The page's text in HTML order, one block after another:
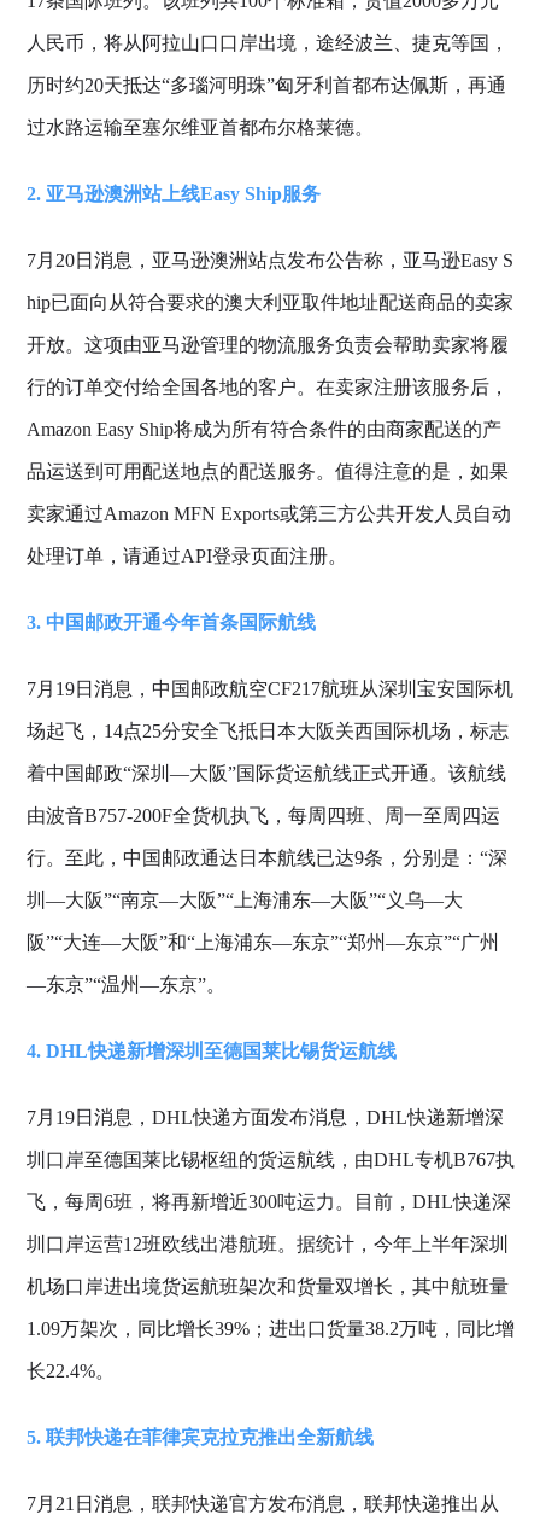
人民币，将从阿拉山口口岸出境，途经波兰、捷克等国，
历时约20天抵达“多瑙河明珠”匈牙利首都布达佩斯，再通
过水路运输至塞尔维亚首都布尔格莱德。
2. 亚马逊澳洲站上线Easy Ship服务
7月20日消息，亚马逊澳洲站点发布公告称，亚马逊Easy S
hip已面向从符合要求的澳大利亚取件地址配送商品的卖家
开放。这项由亚马逊管理的物流服务负责会帮助卖家将履
行的订单交付给全国各地的客户。在卖家注册该服务后，
Amazon Easy Ship将成为所有符合条件的由商家配送的产
品运送到可用配送地点的配送服务。值得注意的是，如果
卖家通过Amazon MFN Exports或第三方公共开发人员自动
处理订单，请通过API登录页面注册。
3. 中国邮政开通今年首条国际航线
7月19日消息，中国邮政航空CF217航班从深圳宝安国际机
场起飞，14点25分安全飞抵日本大阪关西国际机场，标志
着中国邮政“深圳—大阪”国际货运航线正式开通。该航线
由波音B757-200F全货机执飞，每周四班、周一至周四运
行。至此，中国邮政通达日本航线已达9条，分别是：“深
圳—大阪”“南京—大阪”“上海浦东—大阪”“义乌—大
阪”“大连—大阪”和“上海浦东—东京”“郑州—东京”“广州
—东京”“温州—东京”。
4. DHL快递新增深圳至德国莱比锡货运航线
7月19日消息，DHL快递方面发布消息，DHL快递新增深
圳口岸至德国莱比锡枢纽的货运航线，由DHL专机B767执
飞，每周6班，将再新增近300吨运力。目前，DHL快递深
圳口岸运营12班欧线出港航班。据统计，今年上半年深圳
机场口岸进出境货运航班架次和货量双增长，其中航班量
1.09万架次，同比增长39%；进出口货量38.2万吨，同比增
长22.4%。
5. 联邦快递在菲律宾克拉克推出全新航线
7月21日消息，联邦快递官方发布消息，联邦快递推出从